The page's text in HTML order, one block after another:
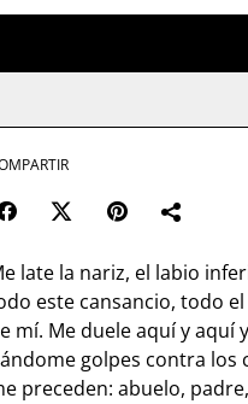
late la nariz, el labio
este cansancio, todo
mí. Me duele aquí y aquí
golpes contra los
preceden: abuelo,